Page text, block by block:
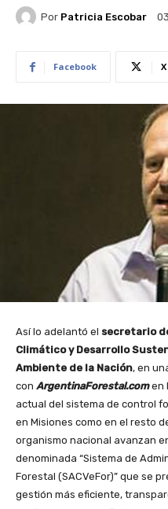
Por Patricia Escobar
Facebook X
Así lo adelantó el secretario
Climático y Desarrollo
Ambiente de la Nación, en
con ArgentinaForestal.comen
actual del sistema de control
en Misiones como en el resto
organismo nacional avanzan
denominada “Sistema de
Forestal (SACVeFor)” que se
gestión más eficiente,